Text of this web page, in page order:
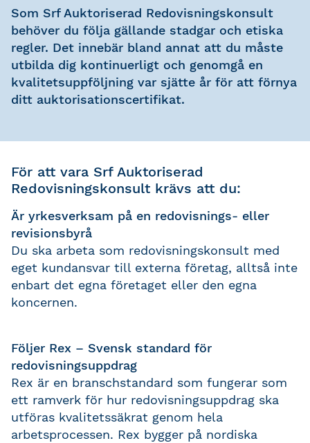
Som Srf Auktoriserad Redovisningskonsult
behöver du följa gällande stadgar och etiska
regler. Det innebär bland annat att du måste
utbilda dig kontinuerligt och genomgå en
kvalitetsuppföljning var sjätte år för att förnya
ditt auktorisationscertifikat.
För att vara Srf Auktoriserad
Redovisningskonsult krävs att du:
Är yrkesverksam på en redovisnings- eller
revisionsbyrå
Du ska arbeta som redovisningskonsult med
eget kundansvar till externa företag, alltså inte
enbart det egna företaget eller den egna
koncernen.
Följer Rex – Svensk standard för
redovisningsuppdrag
Rex är en branschstandard som fungerar som
ett ramverk för hur redovisningsuppdrag ska
utföras kvalitetssäkrat genom hela
arbetsprocessen. Rex bygger på nordiska